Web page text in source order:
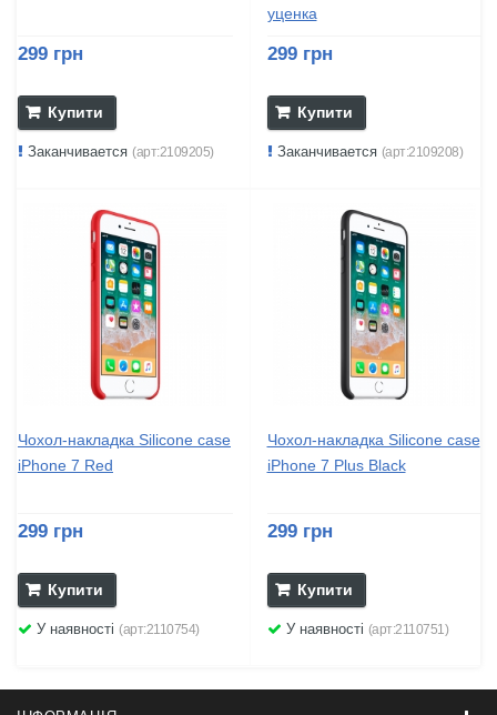
299 грн
Купити
Заканчивается (арт:2109205)
уценка
299 грн
Купити
Заканчивается (арт:2109208)
Чохол-накладка Silicone case
iPhone 7 Red
299 грн
Купити
У наявності (арт:2110754)
Чохол-накладка Silicone case
iPhone 7 Plus Black
299 грн
Купити
У наявності (арт:2110751)